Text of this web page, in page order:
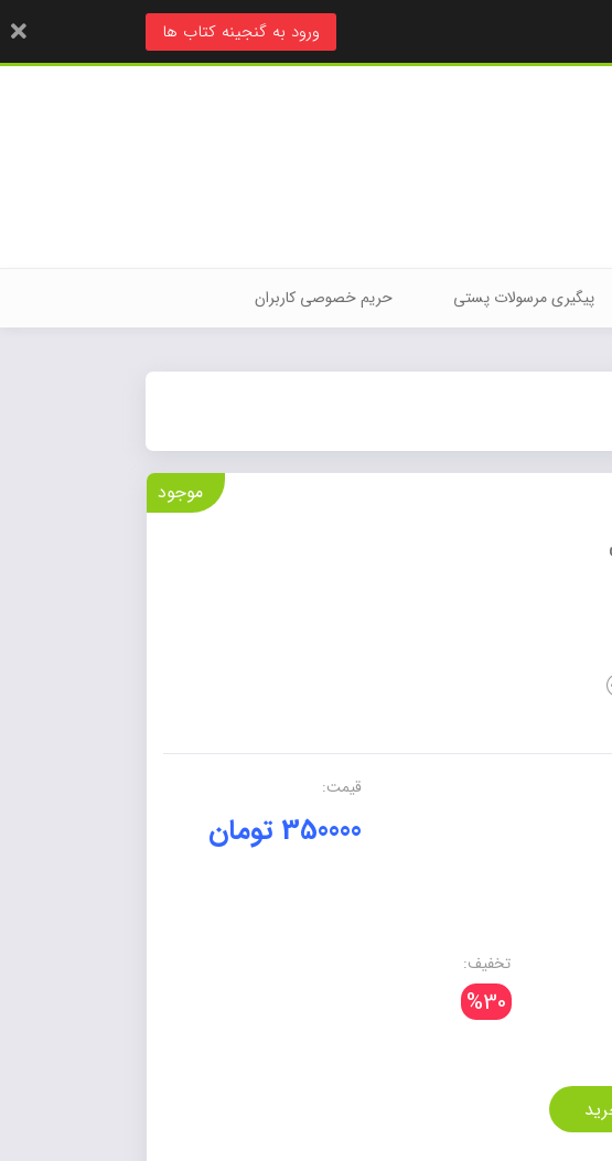
ورود به گنجینه کتاب ها
پیگیری مرسولات پستی حریم خصوصی کاربران
موجود
تخفیف:
%30
قیمت:
350000 تومان